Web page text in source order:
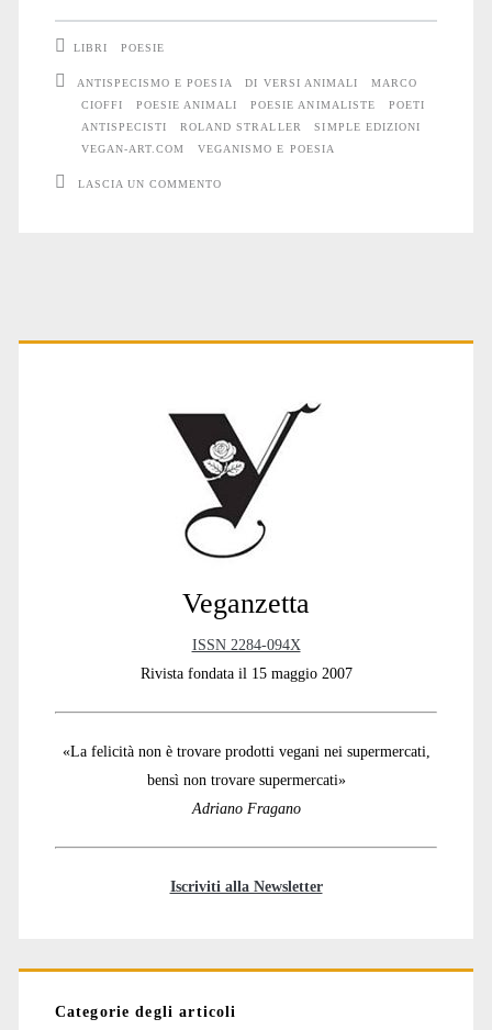
LIBRI POESIE
ANTISPECISMO E POESIA DI VERSI ANIMALI
MARCO
CIOFFI
POESIE ANIMALI POESIE ANIMALISTE
POETI
ANTISPECISTI
ROLAND STRALLER
SIMPLE EDIZIONI
VEGAN-ART.COM
VEGANISMO E POESIA
LASCIA UN COMMENTO
Primary
Veganzetta
ISSN 2284-094X
Rivista fondata il 15 maggio 2007
«La felicità non è trovare prodotti vegani nei supermercati,
bensì non trovare supermercati»
Adriano Fragano
Iscriviti alla Newsletter
Categorie degli articoli